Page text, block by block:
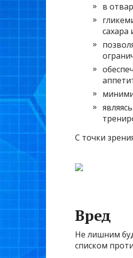
в
сахара
С точки
Вред
Не лишним
списком